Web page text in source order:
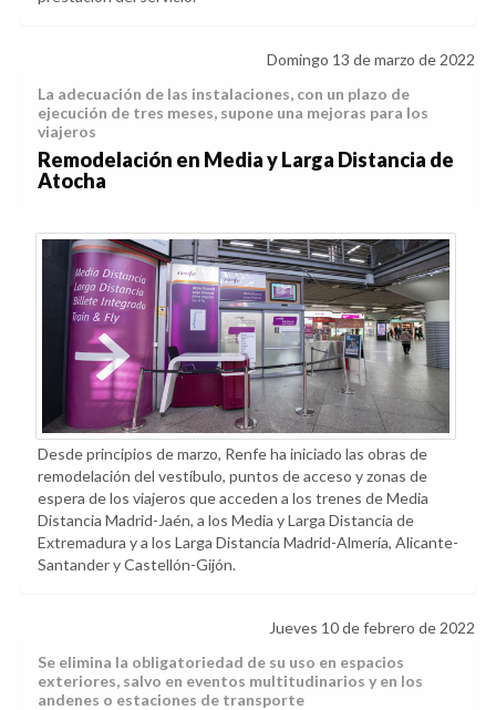
Domingo 13 de marzo de 2022
La adecuación de las instalaciones, con un plazo de
ejecución de tres meses, supone una mejoras para los
viajeros
Remodelación en Media y Larga Distancia de
Atocha
Desde principios de marzo, Renfe ha iniciado las obras de
remodelación del vestíbulo, puntos de acceso y zonas de
espera de los viajeros que acceden a los trenes de Media
Distancia Madrid-Jaén, a los Media y Larga Distancia de
Extremadura y a los Larga Distancia Madrid-Almería, Alicante-
Santander y Castellón-Gijón.
Jueves 10 de febrero de 2022
Se elimina la obligatoriedad de su uso en espacios
exteriores, salvo en eventos multitudinarios y en los
andenes o estaciones de transporte